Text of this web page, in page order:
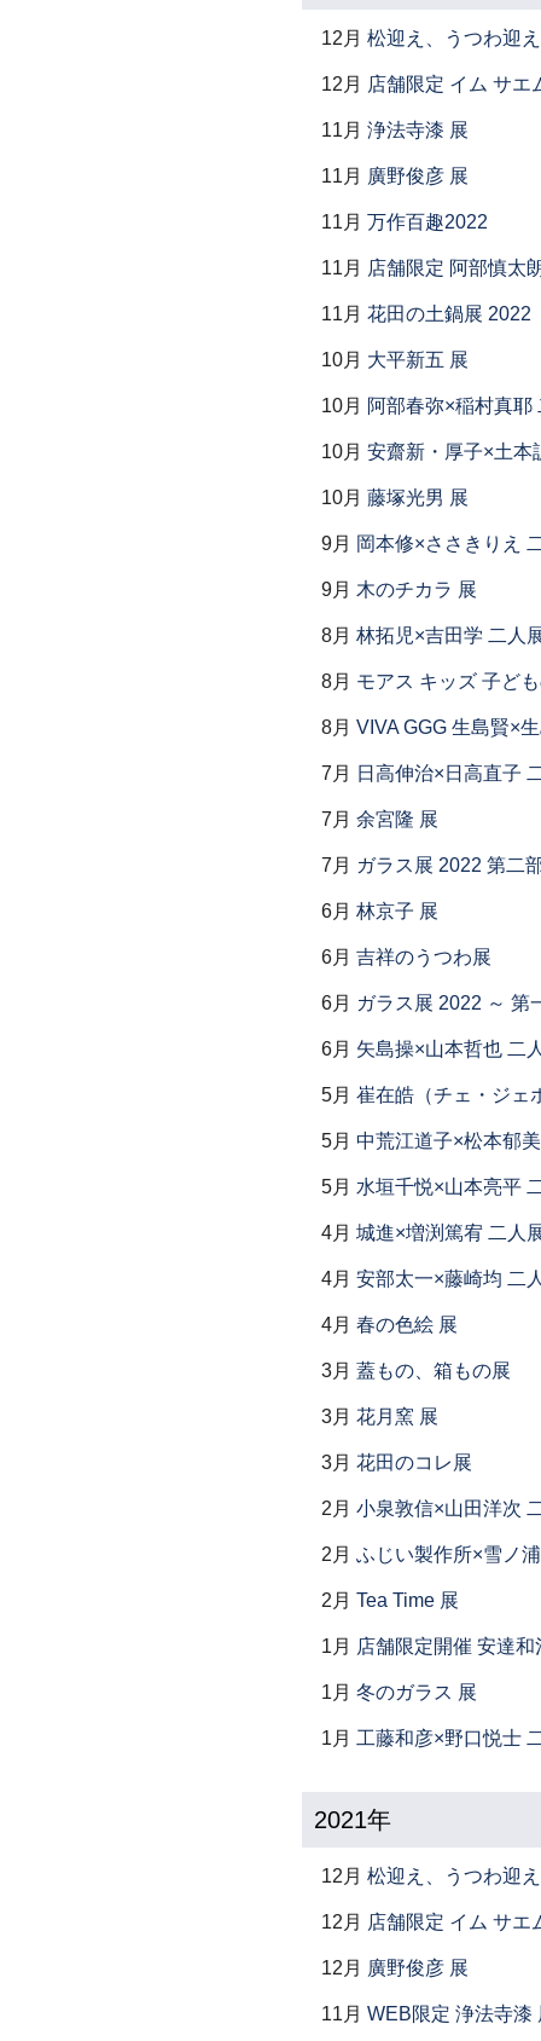
12月 松迎え、うつわ迎
12月 店舗限定 イム サ
11月 浄法寺漆 展
11月 廣野俊彦 展
11月 万作百趣2022
11月 店舗限定 阿部慎太
11月 花田の土鍋展 2022
10月 大平新五 展
10月 阿部春弥×稲村真耶
10月 安齋新・厚子×土本
10月 藤塚光男 展
9月 岡本修×ささきりえ
9月 木のチカラ 展
8月 林拓児×吉田学 二人
8月 モアス キッズ 子ど
8月 VIVA GGG 生島賢×
7月 日高伸治×日高直子
7月 余宮隆 展
7月 ガラス展 2022 第二
6月 林京子 展
6月 吉祥のうつわ展
6月 ガラス展 2022 ～ 第
6月 矢島操×山本哲也 二
5月 崔在皓（チェ・ジェ
5月 中荒江道子×松本郁
5月 水垣千悦×山本亮平
4月 城進×増渕篤宥 二人
4月 安部太一×藤崎均 二
4月 春の色絵 展
3月 蓋もの、箱もの展
3月 花月窯 展
3月 花田のコレ展
2月 小泉敦信×山田洋次
2月 ふじい製作所×雪ノ
2月 Tea Time 展
1月 店舗限定開催 安達和
1月 冬のガラス 展
1月 工藤和彦×野口悦士
2021年
12月 松迎え、うつわ迎
12月 店舗限定 イム サ
12月 廣野俊彦 展
11月 WEB限定 浄法寺漆